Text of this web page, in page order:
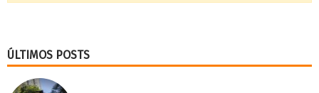
ÚLTIMOS POSTS